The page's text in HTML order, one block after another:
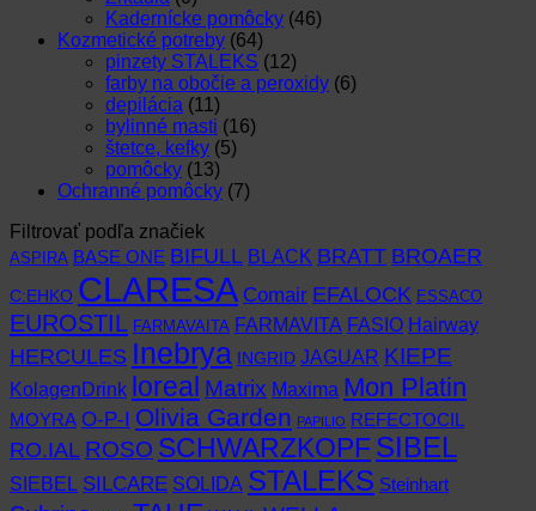
Kadernícke pomôcky (46)
Kozmetické potreby (64)
pinzety STALEKS (12)
farby na obočie a peroxidy (6)
depilácia (11)
bylinné masti (16)
štetce, kefky (5)
pomôcky (13)
Ochranné pomôcky (7)
Filtrovať podľa značiek
ASPIRA BASE ONE BIFULL BLACK BRATT BROAER
C:EHKO CLARESA Comair EFALOCK ESSACO
EUROSTIL FARMAVAITA FARMAVITA FASIO Hairway
HERCULES Inebrya INGRID JAGUAR KIEPE
KolagenDrink loreal Matrix Maxima Mon Platin
MOYRA O-P-I Olivia Garden PAPILIO REFECTOCIL
RO.IAL ROSO SCHWARZKOPF SIBEL
SIEBEL SILCARE SOLIDA STALEKS Steinhart